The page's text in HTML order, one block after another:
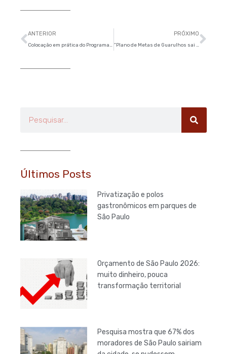
Anterior
ANTERIOR PRÓXIMO
Últimos Posts
Privatização e polos
gastronômicos em parques de
São Paulo
Orçamento de São Paulo 2026:
muito dinheiro, pouca
transformação territorial
Pesquisa mostra que 67% dos
moradores de São Paulo sairiam